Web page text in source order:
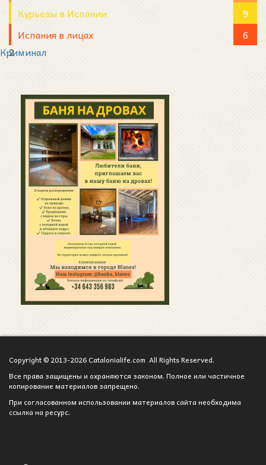
Курьезы в Испании
9
Испания в лицах
6
Криминал
2
Copyright © 2013-2026 Catalonialife.com All Rights Reserved.
Все права защищены и охраняются законом. Полное или частичное
копирование материалов запрещено.
При согласованном использовании материалов сайта необходима
ссылка на ресурс.